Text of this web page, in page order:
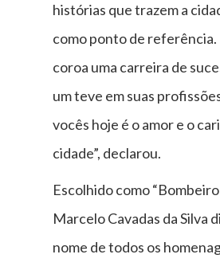
histórias que trazem a
como ponto de referência.
coroa uma carreira de
um teve em suas
vocês hoje é o amor e o
cidade”, declarou.
Escolhido como “Bombeiro
Marcelo Cavadas da Silva
nome de todos os